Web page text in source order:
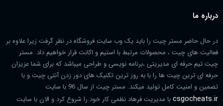
درباره ما
در حال حاضر مستر چیت را باید یک وب سایت فروشگاه در نظر گرفت زیرا علاوه بر
فعالیت های چیت ، محصولات مرتبط با استیم و اکانت قرار خواهیم داد. مستر
چیت تیم حرفه ای مدیریتی ،برنامه نویسی و طراحی میباشد که برای شما عزیزان
حرفه ای ترین چیت ها را با به روز ترین تکنیک های دور زدن آنتی چیت و با
تضمین و امنیت کامل تولید میکند. مستر چیت از سال 96 با سایت
csgocheats.irبا مدیریت فرهاد نظمی کار خود را شروع کرد و الان با سایت